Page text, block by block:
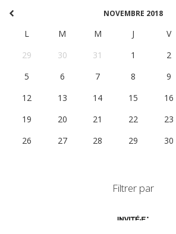
NOVEMBRE 2018
L M M J V
29
30 31 1 2
5
6 7 8 9
12
13 14 15 16
19
20 21 22 23
26
27 28 29 30
Filtrer par